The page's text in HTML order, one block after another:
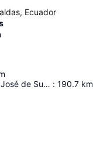
Ecuador
Aeropuerto Internacional Mariscal Antonio José de Sucre : 190.7 km